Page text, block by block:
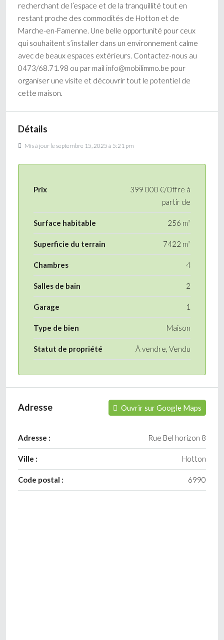
recherchant de l’espace et de la tranquillité tout en
restant proche des commodités de Hotton et de
Marche-en-Famenne. Une belle opportunité pour ceux
qui souhaitent s’installer dans un environnement calme
avec de beaux espaces extérieurs. Contactez-nous au
0473/68.71.98 ou par mail info@mobilimmo.be pour
organiser une visite et découvrir tout le potentiel de
cette maison.
Détails
Mis à jour le septembre 15, 2025 à 5:21 pm
Prix
399 000 €/Offre à
partir de
Surface habitable 256 m²
Superficie du terrain 7422 m²
Chambres 4
Salles de bain 2
Garage 1
Type de bien Maison
Statut de propriété À vendre, Vendu
Adresse Ouvrir sur Google Maps
Adresse : Rue Bel horizon 8
Ville : Hotton
Code postal : 6990